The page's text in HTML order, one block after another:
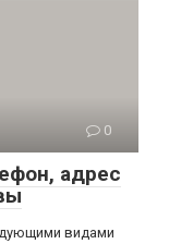
0
адрес
видами